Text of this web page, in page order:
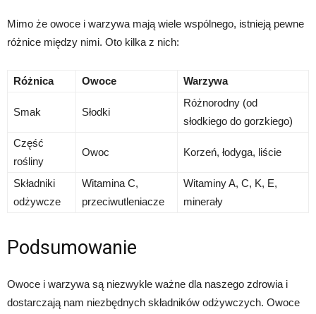
Mimo że owoce i warzywa mają wiele wspólnego, istnieją pewne
różnice między nimi. Oto kilka z nich:
Różnica Owoce Warzywa
Smak Słodki
Różnorodny (od
słodkiego do gorzkiego)
Część
rośliny
Owoc Korzeń, łodyga, liście
Składniki
odżywcze
Witamina C,
przeciwutleniacze
Witaminy A, C, K, E,
minerały
Podsumowanie
Owoce i warzywa są niezwykle ważne dla naszego zdrowia i
dostarczają nam niezbędnych składników odżywczych. Owoce